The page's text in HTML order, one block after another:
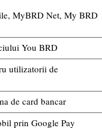
MyBRD Net, My BRD
You BRD
utilizatorii de
de card bancar
prin Google Pay